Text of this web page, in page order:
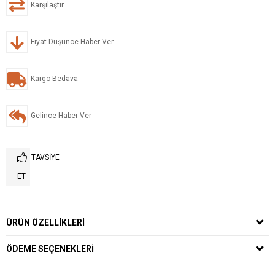
Karşılaştır
Fiyat Düşünce Haber Ver
Kargo Bedava
Gelince Haber Ver
TAVSIYE
ET
ÜRÜN ÖZELLIKLERI
ÖDEME SEÇENEKLERI